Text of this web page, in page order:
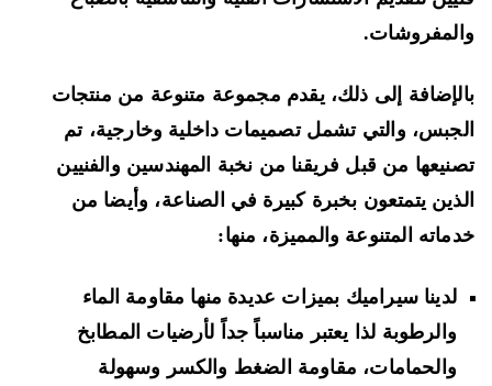
إلى ذلك، يقدم مجموعة متنوعة من منتجات
والتي تشمل تصميمات داخلية وخارجية، تم
من قبل فريقنا من نخبة المهندسين والفنيين
يتمتعون بخبرة كبيرة في الصناعة، وأيضا من
المتنوعة والمميزة، منها:
لدينا سيراميك بميزات عديدة منها مقاومة الماء
والرطوبة لذا يعتبر مناسباً جداً لأرضيات المطابخ
والحمامات، مقاومة الضغط والكسر وسهولة